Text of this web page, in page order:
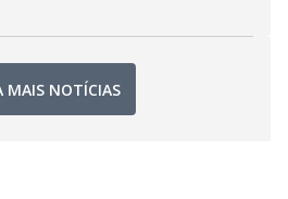
MAIS NOTÍCIAS